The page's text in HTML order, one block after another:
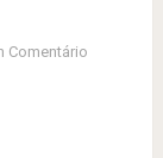
Comentário